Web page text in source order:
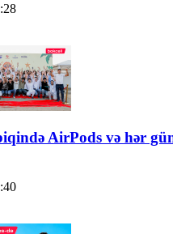
AirPods və hər